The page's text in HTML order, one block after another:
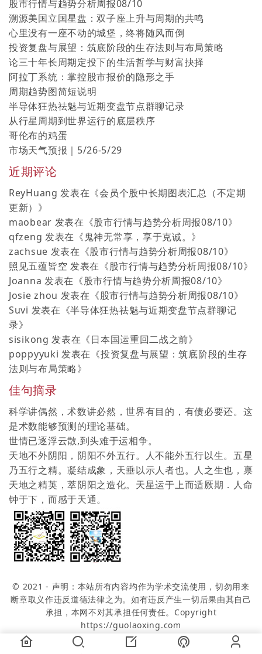
股市行情与趋势分析周报08/10
溯源美国立国星盘：双子座上升与周期的共鸣
心里没有一座不动的城堡，终将随风而倒
投资复盘与展望：筑底阶段的生存法则与布局策略
论三十年长周期定投下的生活哲学与财富抉择
阿拉丁系统：掌控股市报价的隐形之手
周期趋势图简短说明
半导体狂热祛魅与近期变盘节点群聊记录
从行星周期到世界运行的底层秩序
哥伦布的鸡蛋
市场天气预报｜5/26-5/29
近期评论
ReyHuang 发表在《会员个股中长期图表汇总（不定期
更新） 》
maobear 发表在《股市行情与趋势分析周报08/10》
qfzeng 发表在《鬼神无常享，享于克诚。 》
zachsue 发表在《股市行情与趋势分析周报08/10》
照见五蕴皆空 发表在《股市行情与趋势分析周报08/10》
Joanna 发表在《股市行情与趋势分析周报08/10》
Josie zhou 发表在《股市行情与趋势分析周报08/10》
Suvi 发表在《半导体狂热祛魅与近期变盘节点群聊记
录》
sisikong 发表在《日本国运重回二战之前》
poppyyuki 发表在《投资复盘与展望：筑底阶段的生存
法则与布局策略》
佳句摘录
科学讲偶然，术数讲必然，世界有目的，有债必要还。这
是术数能够预测的理论基础。
世情已逐浮云散,到头难于运相争。
天地不外阴阳，阴阳不外五行。人不能外五行以生。五星
乃五行之精。凝结成象，天垂以示人者也。人之生也，禀
天地之精英，萃阴阳之造化。天星运于上而适厥期．人命
钟于下，而感于天通。
© 2021 - 声明：本站所有内容均作为学术交流使用，切勿用来
断章取义作违反道德法律之为。如有违反产生一切后果由其自己
承担，本网不对其承担任何责任。Copyright
https://guolaoxing.com